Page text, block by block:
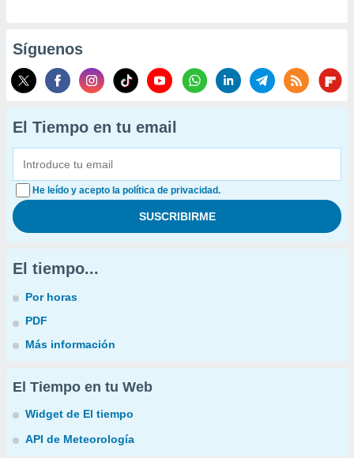
Síguenos
El Tiempo en tu email
He leído y acepto la política de privacidad.
El tiempo...
Por horas
PDF
Más información
El Tiempo en tu Web
Widget de El tiempo
API de Meteorología